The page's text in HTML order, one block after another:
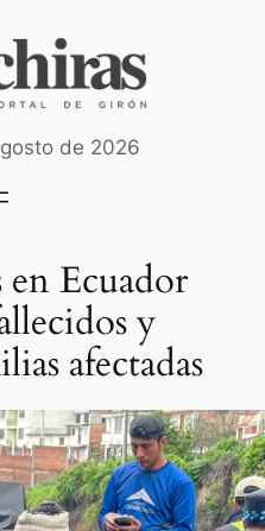
de 2026
en Ecuador
y
afectadas